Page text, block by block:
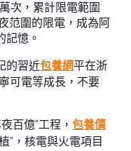
次，累計限電範圍
范圍的限電，成為阿
記憶。
的習近包養網平在浙
可電等成長，不要
百億”工程， 包養價
”，核電與火電項目